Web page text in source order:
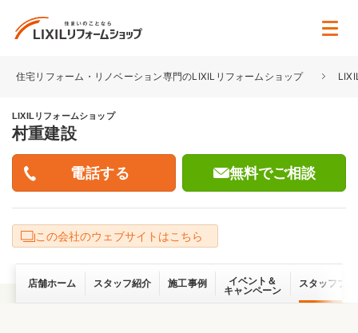
住宅リフォーム・リノベーション専門のLIXILリフォームショップ
LIXILリフォームショップ
村重建設
無料でご相談
この会社のウェブサイトはこちら
店舗ホーム スタッフ紹介 施工事例
イベント＆
キャンペーン
スタッフブ